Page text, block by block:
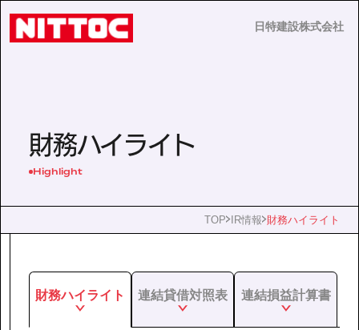
日特建設株式会社
日特建設株式会社
事業内容
企業情報
財務ハイライト
Highlight
TOP IR情報 財務ハイライト
財務ハイライト 連結貸借対照表 連結損益計算書